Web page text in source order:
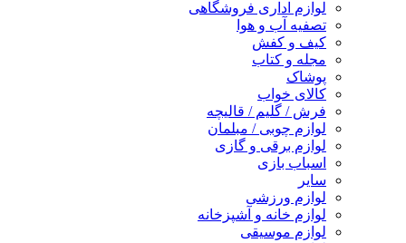
لوازم اداری فروشگاهی
تصفیه آب و هوا
کیف و کفش
مجله و کتاب
پوشاک
کالای خواب
فرش / گلیم / قالیچه
لوازم چوبی / مبلمان
لوازم برقی و گازی
اسباب بازی
سایر
لوازم ورزشی
لوازم خانه و آشپزخانه
لوازم موسیقی